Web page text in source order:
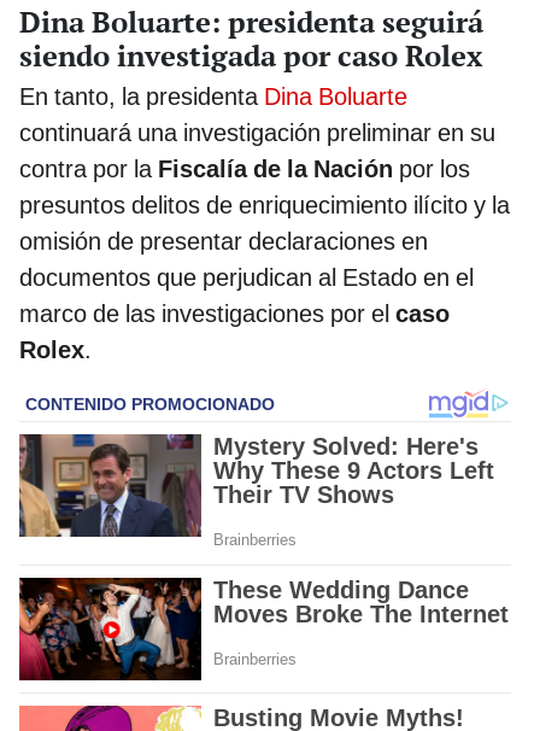
Dina Boluarte: presidenta seguirá
siendo investigada por caso Rolex
En tanto, la presidenta Dina Boluarte
continuará una investigación preliminar en su
contra por la Fiscalía de la Nación por los
presuntos delitos de enriquecimiento ilícito y la
omisión de presentar declaraciones en
documentos que perjudican al Estado en el
marco de las investigaciones por el caso
Rolex.